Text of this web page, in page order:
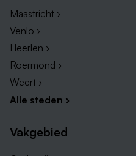
Maastricht ›
Venlo ›
Heerlen ›
Roermond ›
Weert ›
Alle steden ›
Vakgebied